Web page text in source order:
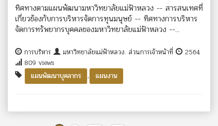
ทิศทางตามแผนพัฒนามหาวิทยาลัยแม่ฟ้าหลวง -- สารสนเทศที่
เกี่ยวข้องกับการบริหารจัดการทุนมนุษย์ -- ทิศทางการบริหาร
จัดการทรัพยากรบุคคลของมหาวิทยาลัยแม่ฟ้าหลวง --...
การบริหาร มหาวิทยาลัยแม่ฟ้าหลวง. ส่วนการเจ้าหน้าที่
2564
809 views
แผนพัฒนาบุคลากร
, แผนงาน